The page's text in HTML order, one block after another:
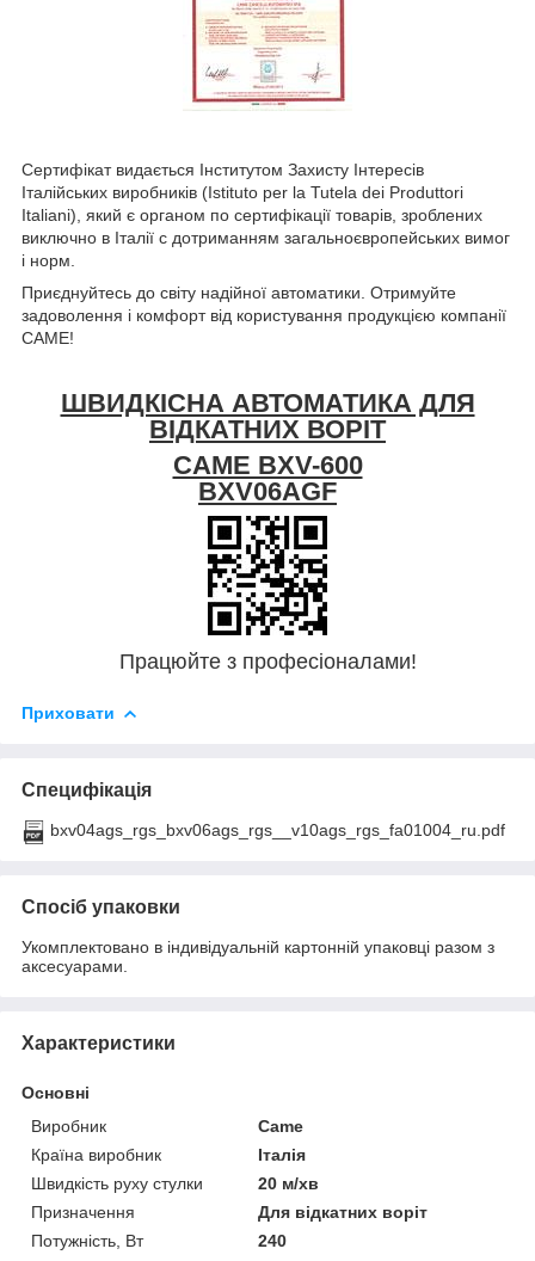
Сертифікат видається Інститутом Захисту Інтересів
Італійських виробників (Istituto per la Tutela dei Produttori
Italiani), який є органом по сертифікації товарів, зроблених
виключно в Італії c дотриманням загальноєвропейських вимог
і норм.
Приєднуйтесь до світу надійної автоматики. Отримуйте
задоволення і комфорт від користування продукцією компанії
CAME!
ШВИДКІСНА АВТОМАТИКА ДЛЯ
ВІДКАТНИХ ВОРІТ
CAME BXV-600
BXV06AGF
Працюйте з професіоналами!
Приховати
Специфікація
bxv04ags_rgs_bxv06ags_rgs__v10ags_rgs_fa01004_ru.pdf
Спосіб упаковки
Укомплектовано в індивідуальній картонній упаковці разом з
аксесуарами.
Характеристики
Основні
Виробник
Came
Країна виробник
Італія
Швидкість руху стулки
20 м/хв
Призначення
Для відкатних воріт
Потужність, Вт
240